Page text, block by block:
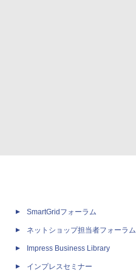
SmartGridフォーラム
ネットショップ担当者フォーラム
Impress Business Library
インプレスセミナー